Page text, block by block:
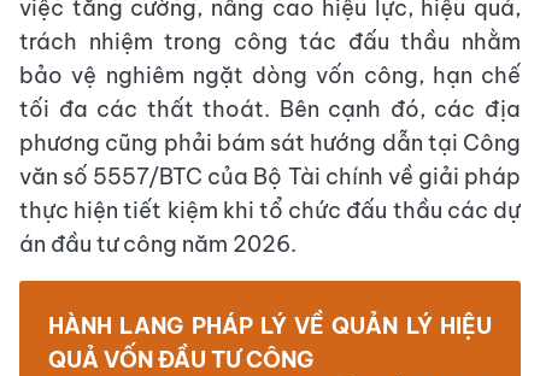
việc tăng cường, nâng cao hiệu lực, hiệu quả,
trách nhiệm trong công tác đấu thầu nhằm
bảo vệ nghiêm ngặt dòng vốn công, hạn chế
tối đa các thất thoát. Bên cạnh đó, các địa
phương cũng phải bám sát hướng dẫn tại Công
văn số 5557/BTC của Bộ Tài chính về giải pháp
thực hiện tiết kiệm khi tổ chức đấu thầu các dự
án đầu tư công năm 2026.
HÀNH LANG PHÁP LÝ VỀ QUẢN LÝ HIỆU
QUẢ VỐN ĐẦU TƯ CÔNG